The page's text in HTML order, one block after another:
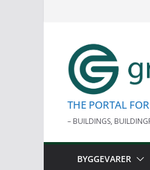
THE PORTAL
– BUILDINGS,
BYGGEVARER